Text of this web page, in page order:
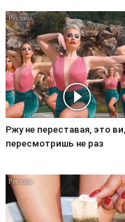
Ржу не переставая, это
пересмотришь не раз